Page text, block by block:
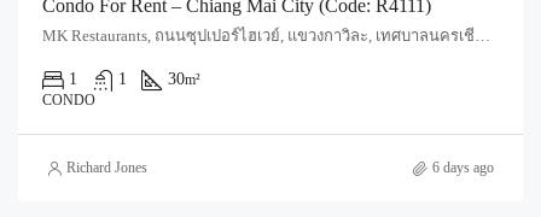
Condo For Rent – Chiang Mai City (Code: R4111)
MK Restaurants, ถนนซุปเปอร์ไฮเวย์, แขวงกาวิละ, เทศบาลนครเชียงใหม่, ฟ้าฮ่าม, อำเภอเมืองเชียงใหม่, จังหวัดเชียงใหม่, 55520, ประเทศไทย, Chiang Mai, Mueang Chiang Mai
1 1 30m²
CONDO
Richard Jones 6 days ago